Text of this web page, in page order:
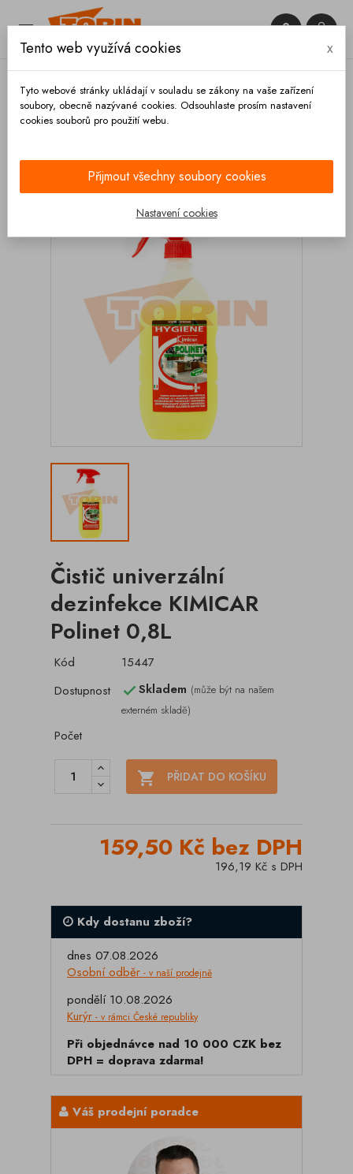
 

Polinet 0,8L
Čistič univerzální
dezinfekce KIMICAR
Polinet 0,8L
Kód
15447
Dostupnost
Skladem (může být na našem
externém skladě)
Počet
 PŘIDAT DO KOŠÍKU
159,50 Kč bez DPH
196,19 Kč s DPH
Kdy dostanu zboží?
dnes 07.08.2026
Osobní odběr - v naší prodejně
pondělí 10.08.2026
Kurýr - v rámci České republiky
Při objednávce nad 10 000 CZK bez
DPH = doprava zdarma!
Váš prodejní poradce
Tento web využívá cookies x
Tyto webové stránky ukládají v souladu se zákony na vaše zařízení
soubory, obecně nazývané cookies. Odsouhlaste prosím nastavení
cookies souborů pro použití webu.
Přijmout všechny soubory cookies
Nastavení cookies